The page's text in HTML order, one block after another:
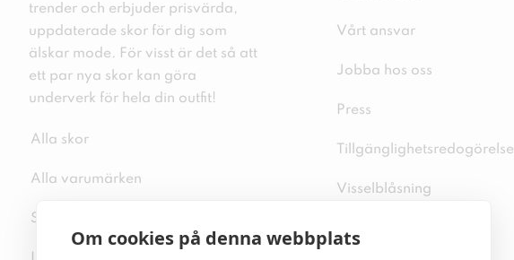
Om cookies på denna webbplats
trender och erbjuder prisvärda,
uppdaterade skor för dig som
älskar mode. För visst är det så att
ett par nya skor kan göra
underverk för hela din outfit!
Alla skor
Alla varumärken
Sitemap
Vårt ansvar
Jobba hos oss
Press
Tillgänglighetsredogörelse
Visselblåsning